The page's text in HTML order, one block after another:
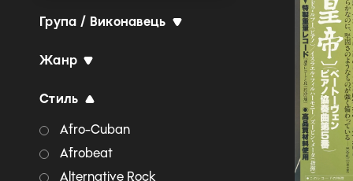
Група / Виконавець
Жанр
Стиль
Afro-Cuban
Afrobeat
Alternative Rock